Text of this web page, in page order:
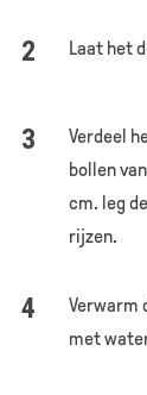
Laat het
Verdeel
bollen
cm. leg
rijzen.
Verwarm
met